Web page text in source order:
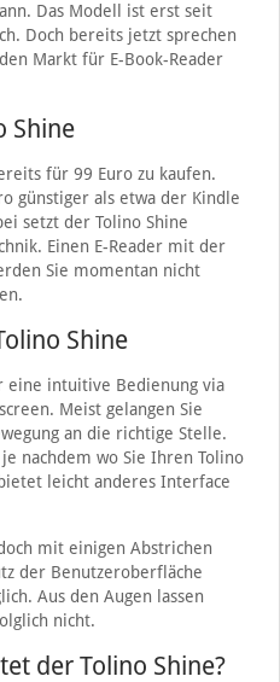
Das Modell ist erst seit
Doch bereits jetzt sprechen
Markt für E-Book-Reader
Shine
für 99 Euro zu kaufen.
günstiger als etwa der Kindle
setzt der Tolino Shine
Einen E-Reader mit der
Sie momentan nicht
Shine
eine intuitive Bedienung via
Meist gelangen Sie
an die richtige Stelle.
nachdem wo Sie Ihren Tolino
leicht anderes Interface
mit einigen Abstrichen
der Benutzeroberfläche
Aus den Augen lassen
nicht.
der Tolino Shine?